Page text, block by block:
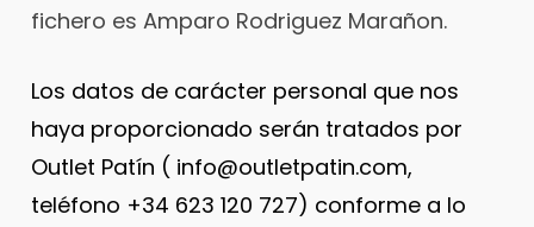
fichero es Amparo Rodriguez Marañon.
Los datos de carácter personal que nos
haya proporcionado serán tratados por
Outlet Patín ( info@outletpatin.com,
teléfono +34 623 120 727) conforme a lo